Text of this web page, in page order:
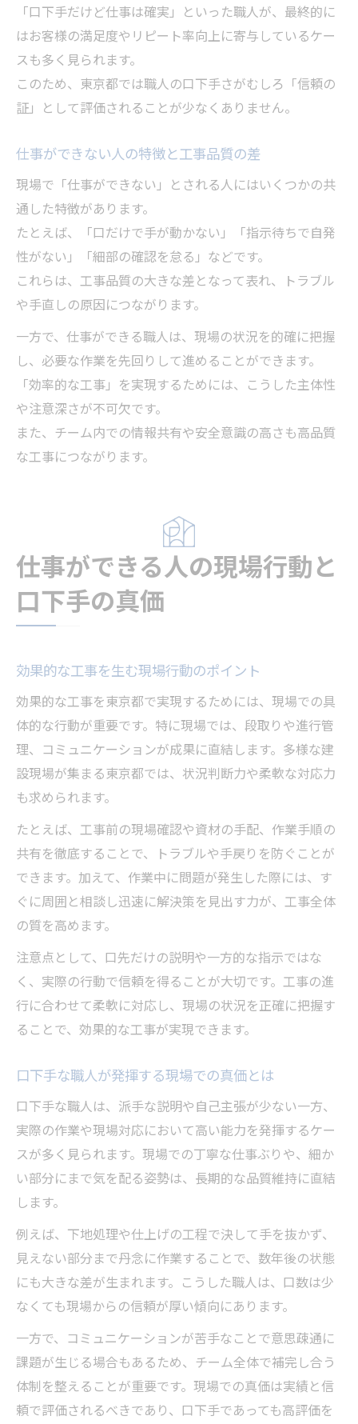
「口下手だけど仕事は確実」といった職人が、最終的に
はお客様の満足度やリピート率向上に寄与しているケー
スも多く見られます。
このため、東京都では職人の口下手さがむしろ「信頼の
証」として評価されることが少なくありません。
仕事ができない人の特徴と工事品質の差
現場で「仕事ができない」とされる人にはいくつかの共
通した特徴があります。
たとえば、「口だけで手が動かない」「指示待ちで自発
性がない」「細部の確認を怠る」などです。
これらは、工事品質の大きな差となって表れ、トラブル
や手直しの原因につながります。
一方で、仕事ができる職人は、現場の状況を的確に把握
し、必要な作業を先回りして進めることができます。
「効率的な工事」を実現するためには、こうした主体性
や注意深さが不可欠です。
また、チーム内での情報共有や安全意識の高さも高品質
な工事につながります。
仕事ができる人の現場行動と
口下手の真価
効果的な工事を生む現場行動のポイント
効果的な工事を東京都で実現するためには、現場での具
体的な行動が重要です。特に現場では、段取りや進行管
理、コミュニケーションが成果に直結します。多様な建
設現場が集まる東京都では、状況判断力や柔軟な対応力
も求められます。
たとえば、工事前の現場確認や資材の手配、作業手順の
共有を徹底することで、トラブルや手戻りを防ぐことが
できます。加えて、作業中に問題が発生した際には、す
ぐに周囲と相談し迅速に解決策を見出す力が、工事全体
の質を高めます。
注意点として、口先だけの説明や一方的な指示ではな
く、実際の行動で信頼を得ることが大切です。工事の進
行に合わせて柔軟に対応し、現場の状況を正確に把握す
ることで、効果的な工事が実現できます。
口下手な職人が発揮する現場での真価とは
口下手な職人は、派手な説明や自己主張が少ない一方、
実際の作業や現場対応において高い能力を発揮するケー
スが多く見られます。現場での丁寧な仕事ぶりや、細か
い部分にまで気を配る姿勢は、長期的な品質維持に直結
します。
例えば、下地処理や仕上げの工程で決して手を抜かず、
見えない部分まで丹念に作業することで、数年後の状態
にも大きな差が生まれます。こうした職人は、口数は少
なくても現場からの信頼が厚い傾向にあります。
一方で、コミュニケーションが苦手なことで意思疎通に
課題が生じる場合もあるため、チーム全体で補完し合う
体制を整えることが重要です。現場での真価は実績と信
頼で評価されるべきであり、口下手であっても高評価を